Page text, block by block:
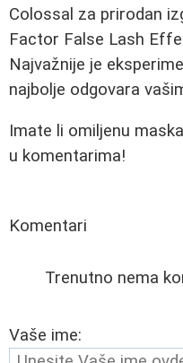
Colossal za prirodan
Factor False Lash
Najvažnije je
najbolje odgovara
Imate li omiljenu
u komentarima!
Komentari
Trenutno nema
Vaše ime: